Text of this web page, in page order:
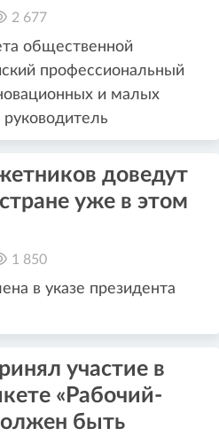
2 677
общественной
профессиональный
и малых
доведут
уже в этом
1 850
в указе президента
участие в
«Рабочий-
быть